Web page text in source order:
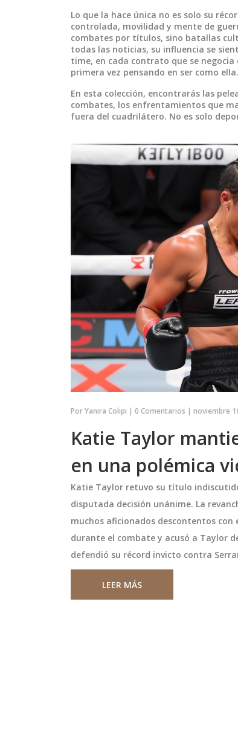
Lo que la hace única no es solo su
controlada, movilidad y mente de
combates por títulos, sino batallas
todas las noticias, su influencia se
time, en cada contrato que se
primera vez pensando en ser como ella.
En esta colección, encontrarás las
combates, los enfrentamientos que
fuera del cuadrilátero. No es solo
PorYanira Colipi | 0 Comentarios | noviembre
Katie Taylor
en una polémica
Katie Taylor retuvo su título
disputada decisión unánime. La
muchos aficionados descontentos
durante el combate y acusó a Taylor
defendió su récord invicto contra
LEER MÁS
ENTRETENIMIENTO